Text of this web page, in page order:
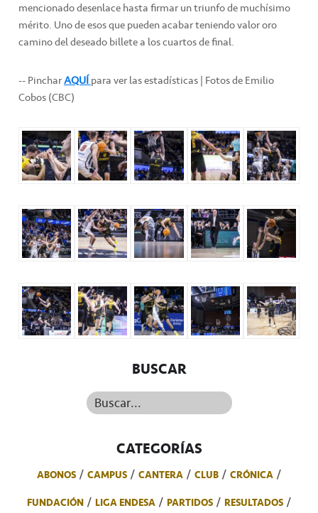
mencionado desenlace hasta firmar un triunfo de muchísimo
mérito. Uno de esos que pueden acabar teniendo valor oro
camino del deseado billete a los cuartos de final.
-- PincharAQUÍpara ver las estadísticas | Fotos de Emilio
Cobos (CBC)
BUSCAR
Buscar...
CATEGORÍAS
ABONOS CAMPUS CANTERA CLUB
CRÓNICA
FUNDACIÓN
LIGA ENDESA PARTIDOS
RESULTADOS